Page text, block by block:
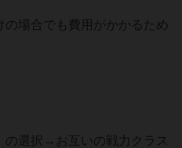
の場合でも費⽤がかかるため
の選択→お互いの戦⼒クラス